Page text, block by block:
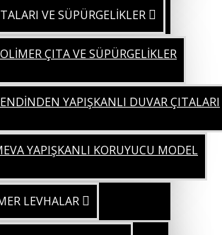
VE SÜPÜRGELİKLER
ÇITA VE SÜPÜRGELİKLER
YAPIŞKANLI DUVAR ÇITALARI
YAPIŞKANLI KORUYUCU MODEL
LEVHALAR